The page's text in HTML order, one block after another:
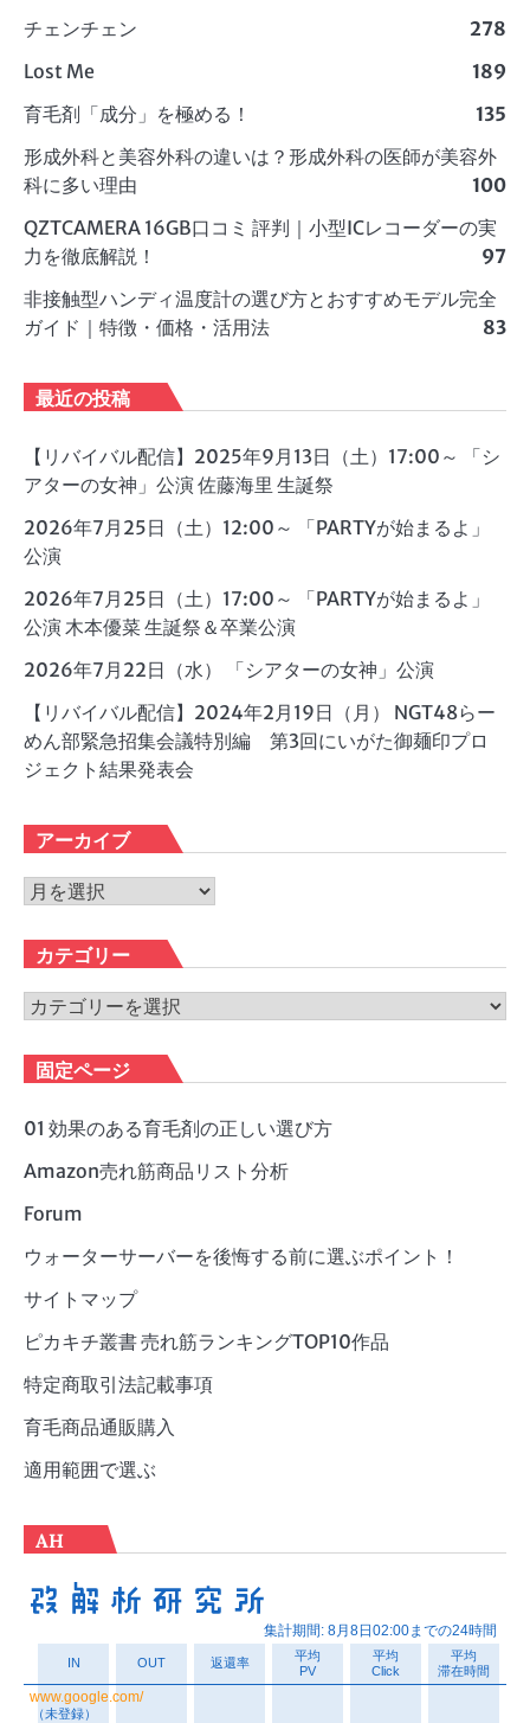
チェンチェン
278
Lost Me
189
育毛剤「成分」を極める！
135
形成外科と美容外科の違いは？形成外科の医師が美容外
科に多い理由
100
QZTCAMERA 16GB口コミ 評判｜小型ICレコーダーの実
力を徹底解説！
97
非接触型ハンディ温度計の選び方とおすすめモデル完全
ガイド｜特徴・価格・活用法
83
最近の投稿
【リバイバル配信】2025年9月13日（土）17:00～ 「シ
アターの女神」公演 佐藤海里 生誕祭
2026年7月25日（土）12:00～ 「PARTYが始まるよ」
公演
2026年7月25日（土）17:00～ 「PARTYが始まるよ」
公演 木本優菜 生誕祭＆卒業公演
2026年7月22日（水） 「シアターの女神」公演
【リバイバル配信】2024年2月19日（月） NGT48らー
めん部緊急招集会議特別編 第3回にいがた御麺印プロ
ジェクト結果発表会
アーカイブ
ア
カ
イ
ブ
カテゴリー
カ
ゴ
リ
ー
固定ページ
01 効果のある育毛剤の正しい選び方
Amazon売れ筋商品リスト分析
Forum
ウォーターサーバーを後悔する前に選ぶポイント！
サイトマップ
ピカキチ叢書 売れ筋ランキングTOP10作品
特定商取引法記載事項
育毛商品通販購入
適用範囲で選ぶ
AH